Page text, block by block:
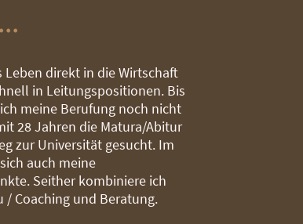
direkt in die Wirtschaft
in Leitungspositionen. Bis
meine Berufung noch nicht
28 Jahren die Matura/Abitur
zur Universität gesucht. Im
auch meine
Seither kombiniere ich
Coaching und Beratung.